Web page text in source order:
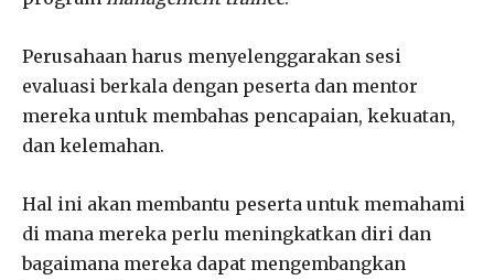
Perusahaan harus menyelenggarakan sesi
evaluasi berkala dengan peserta dan mentor
mereka untuk membahas pencapaian, kekuatan,
dan kelemahan.
Hal ini akan membantu peserta untuk memahami
di mana mereka perlu meningkatkan diri dan
bagaimana mereka dapat mengembangkan